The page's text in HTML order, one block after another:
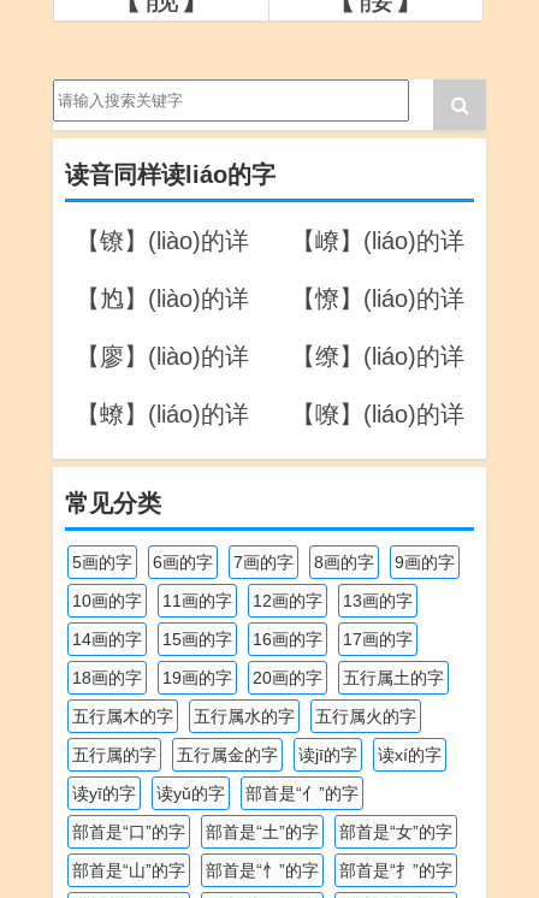
读音同样读liáo的字
【镣】(liào)的详
【嶛】(liáo)的详
【尥】(liào)的详
【憭】(liáo)的详
【廖】(liào)的详
【缭】(liáo)的详
【蟟】(liáo)的详
【嘹】(liáo)的详
常见分类
5画的字 6画的字 7画的字 8画的字
9画的字
10画的字
11画的字 12画的字
13画的字
14画的字
15画的字 16画的字
17画的字
18画的字
19画的字 20画的字
五行属土的字
五行属木的字
五行属水的字
五行属火的字
五行属的字
五行属金的字 读jī的字
读xí的字
读yī的字
读yǔ的字
部首是“亻”的字
部首是“口”的字
部首是“土”的字
部首是“女”的字
部首是“山”的字
部首是“忄”的字
部首是“扌”的字